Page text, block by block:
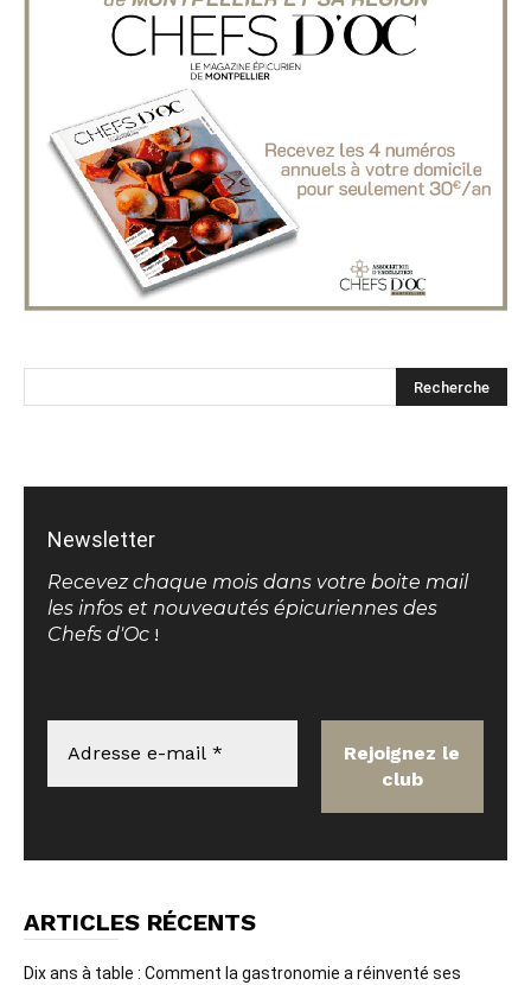
Newsletter
Recevez chaque mois dans votre boite mail
les infos et nouveautés épicuriennes des
Chefs d'Oc !
ARTICLES RÉCENTS
Dix ans à table : Comment la gastronomie a réinventé ses